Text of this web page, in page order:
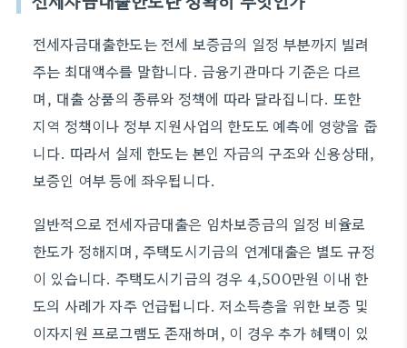
전세자금대출한도는 전세 보증금의 일정 부분까지 빌려
주는 최대액수를 말합니다. 금융기관마다 기준은 다르
며, 대출 상품의 종류와 정책에 따라 달라집니다. 또한
지역 정책이나 정부 지원사업의 한도도 예측에 영향을 줍
니다. 따라서 실제 한도는 본인 자금의 구조와 신용상태,
보증인 여부 등에 좌우됩니다.
일반적으로 전세자금대출은 임차보증금의 일정 비율로
한도가 정해지며, 주택도시기금의 연계대출은 별도 규정
이 있습니다. 주택도시기금의 경우 4,500만원 이내 한
도의 사례가 자주 언급됩니다. 저소득층을 위한 보증 및
이자지원 프로그램도 존재하며, 이 경우 추가 혜택이 있